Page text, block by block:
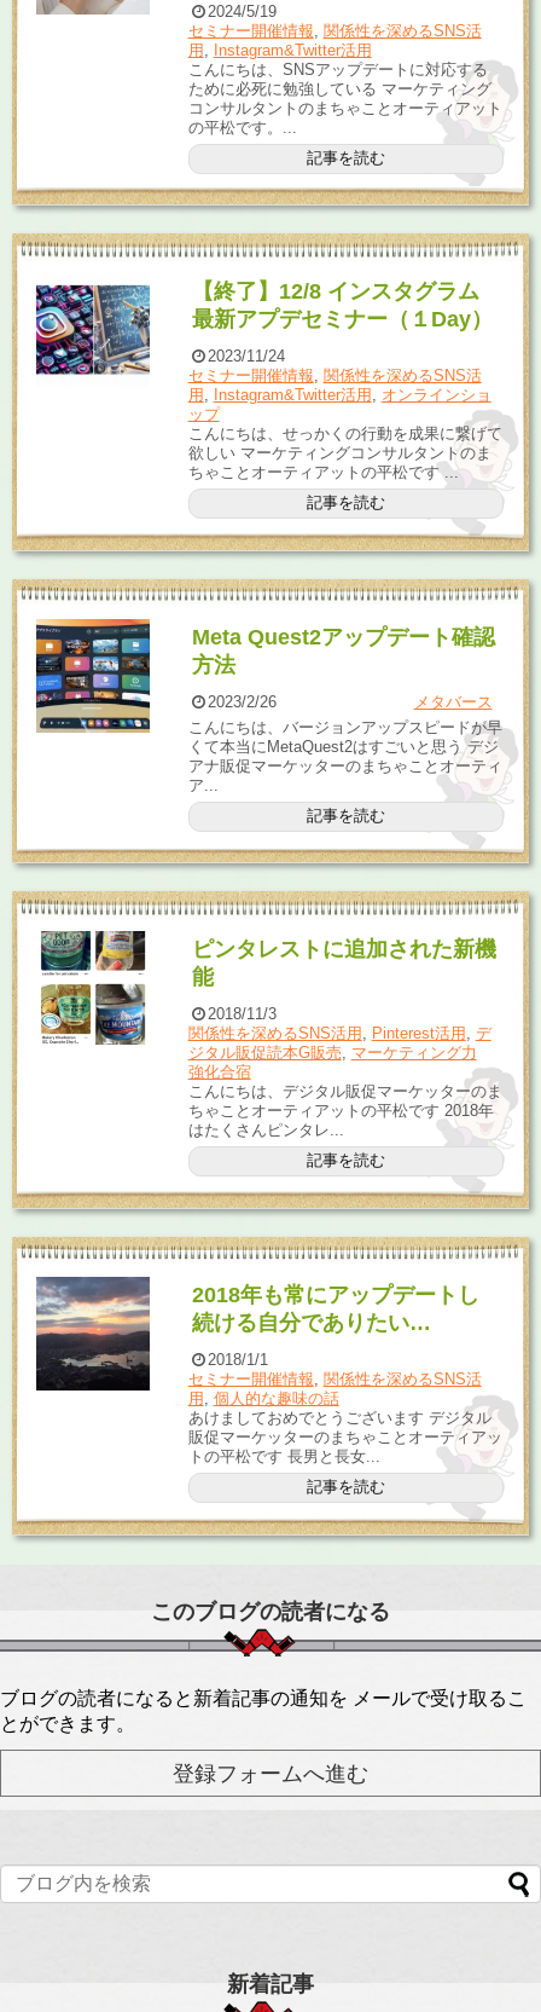
2024/5/19
セミナー開催情報 関係性を深めるSNS活
用
Instagram&Twitter活用
こんにちは、SNSアップデートに対応する
ために必死に勉強している マーケティング
コンサルタントのまちゃことオーティアット
の平松です。...
記事を読む
【終了】12/8 インスタグラム
最新アプデセミナー（１Day）
2023/11/24
セミナー開催情報, 関係性を深めるSNS活
用 , Instagram&Twitter活用 , オンラインショ
ップ
こんにちは、せっかくの行動を成果に繋げて
欲しい マーケティングコンサルタントのま
ちゃことオーティアットの平松です ...
記事を読む
Meta Quest2アップデート確認
方法
2023/2/26
メタバース
こんにちは、バージョンアップスピードが早
くて本当にMetaQuest2はすごいと思う デジ
アナ販促マーケッターのまちゃことオーティ
ア...
記事を読む
ピンタレストに追加された新機
能
2018/11/3
関係性を深めるSNS活用 , Pinterest活用 , デ
ジタル販促読本G販売, マーケティング力
強化合宿
こんにちは、デジタル販促マーケッターのま
ちゃことオーティアットの平松です 2018年
はたくさんピンタレ...
記事を読む
2018年も常にアップデートし
続ける自分でありたい…
2018/1/1
セミナー開催情報, 関係性を深めるSNS活
用 , 個人的な趣味の話
あけましておめでとうございます デジタル
販促マーケッターのまちゃことオーティアッ
トの平松です 長男と長女...
記事を読む
このブログの読者になる
ブログの読者になると新着記事の通知を メールで受け取るこ
とができます。
新着記事